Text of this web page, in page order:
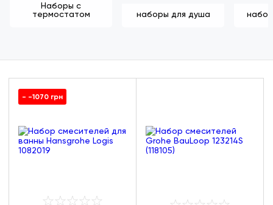
Наборы с
термостатом
наборы для душа
- -1070 грн